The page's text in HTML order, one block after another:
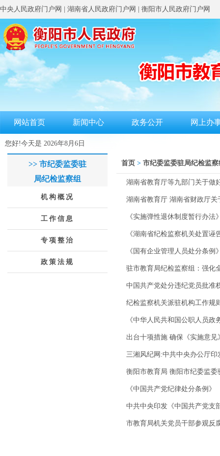
中央人民政府门户网 湖南省人民政府门户网 衡阳市人民政府门户网
网站首页 新闻中心 政务公开 网上办
您好!今天是 2026年8月6日
>> 市纪委监委驻
局纪检监察组
机构概况
工作信息
专项整治
政策法规
首页 > 市纪委监委驻局纪检监察
湖南省教育厅等九部门关于做
湖南省教育厅 湖南省财政厅
《实施弹性退休制度暂行办法
《湖南省纪检监察机关处置
《国有企业管理人员处分条例
驻市教育局纪检监察组：强化
中国共产党处分违纪党员批准
纪检监察机关派驻机构工作规
《中华人民共和国公职人员
出台十项措施 确保《实施意见
三湘风纪网:中共中央办公厅
衡阳市教育局 衡阳市纪委监
《中国共产党纪律处分条例》
中共中央印发《中国共产党支
市教育局机关党员干部参观反